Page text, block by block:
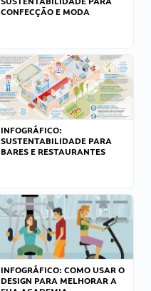
CONFECÇÃO E MODA
INFOGRÁFICO:
SUSTENTABILIDADE PARA
BARES E RESTAURANTES
INFOGRÁFICO: COMO USAR O
DESIGN PARA MELHORAR A